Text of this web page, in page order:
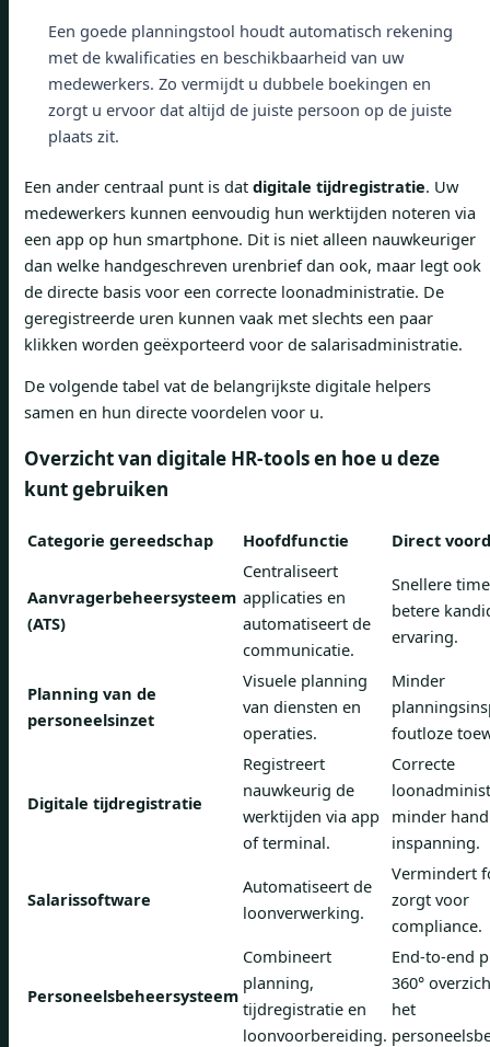
Een goede planningstool houdt automatisch rekening
met de kwalificaties en beschikbaarheid van uw
medewerkers. Zo vermijdt u dubbele boekingen en
zorgt u ervoor dat altijd de juiste persoon op de juiste
plaats zit.
Een ander centraal punt is dat digitale tijdregistratie. Uw
medewerkers kunnen eenvoudig hun werktijden noteren via
een app op hun smartphone. Dit is niet alleen nauwkeuriger
dan welke handgeschreven urenbrief dan ook, maar legt ook
de directe basis voor een correcte loonadministratie. De
geregistreerde uren kunnen vaak met slechts een paar
klikken worden geëxporteerd voor de salarisadministratie.
De volgende tabel vat de belangrijkste digitale helpers
samen en hun directe voordelen voor u.
Overzicht van digitale HR-tools en hoe u deze
kunt gebruiken
Categorie gereedschap Hoofdfunctie Direct
Aanvragerbeheersysteem
(ATS)
Centraliseert
applicaties en
automatiseert de
communicatie.
Snellere
betere
ervaring.
Planning van de
personeelsinzet
Visuele planning
van diensten en
operaties.
Minder
foutloze
Digitale tijdregistratie
Registreert
nauwkeurig de
werktijden via app
of terminal.
Correcte
minder
inspanning.
Salarissoftware
Automatiseert de
loonverwerking.
Vermindert
zorgt voor
compliance.
Personeelsbeheersysteem
Combineert
planning,
tijdregistratie en
loonvoorbereiding.
End-to-end
360°
het